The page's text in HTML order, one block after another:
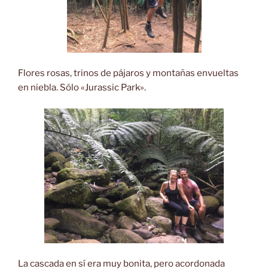
Flores rosas, trinos de pájaros y montañas envueltas
en niebla. Sólo «Jurassic Park».
La cascada en sí era muy bonita, pero acordonada